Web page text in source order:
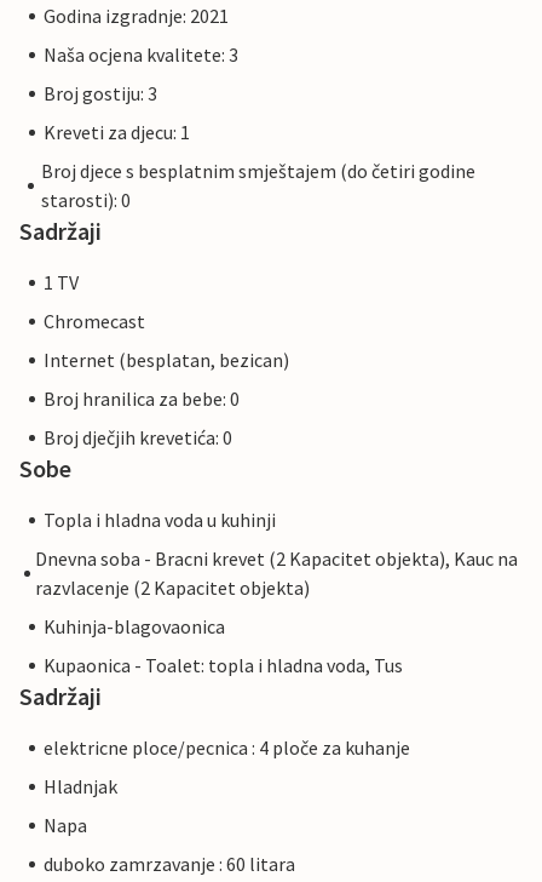
Godina izgradnje: 2021
Naša ocjena kvalitete: 3
Broj gostiju: 3
Kreveti za djecu: 1
Broj djece s besplatnim smještajem (do četiri godine
starosti): 0
Sadržaji
1 TV
Chromecast
Internet (besplatan, bezican)
Broj hranilica za bebe: 0
Broj dječjih krevetića: 0
Sobe
Topla i hladna voda u kuhinji
Dnevna soba - Bracni krevet (2 Kapacitet objekta), Kauc na
razvlacenje (2 Kapacitet objekta)
Kuhinja-blagovaonica
Kupaonica - Toalet: topla i hladna voda, Tus
Sadržaji
elektricne ploce/pecnica : 4 ploče za kuhanje
Hladnjak
Napa
duboko zamrzavanje : 60 litara